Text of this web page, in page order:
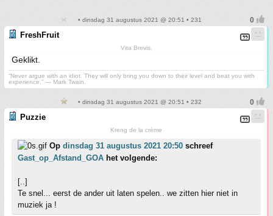
• dinsdag 31 augustus 2021 @ 20:51 • 231
FreshFruit
Vita Brevis.
Geklikt.
“Never argue with an idiot. They will only bring you down to their level and beat you with
experience.” ― Mark Twain.
• dinsdag 31 augustus 2021 @ 20:51 • 232
Puzzie
Kreng de la crème
Op dinsdag 31 augustus 2021 20:50 schreef
Gast_op_Afstand_GOA het volgende:
[..]
Te snel... eerst de ander uit laten spelen.. we zitten hier niet in
muziek ja !